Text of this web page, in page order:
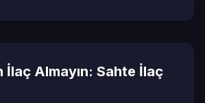
Almayın: Sahte İlaç